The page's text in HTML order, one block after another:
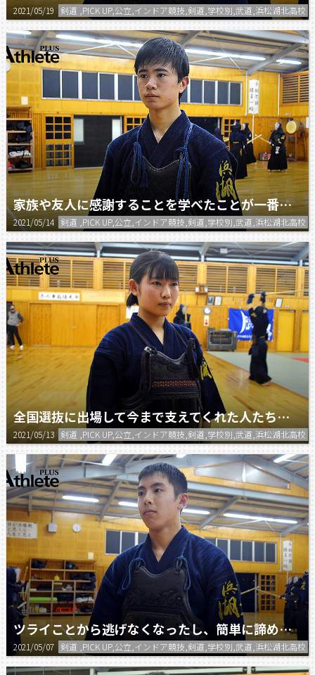
2021/05/19 剣道 ,PICK UP,公立,インドア競技,剣道,学校別,武道,浜松湖北高校
家族や友人に感謝することを学べたことが一番大きかったです。
2021/05/14 剣道 ,PICK UP,公立,インドア競技,剣道,学校別,武道,浜松湖北高校
全国選抜に出場して今まで支えてくれた人たちに恩返しをしたい。
2021/05/13 剣道 ,PICK UP,公立,インドア競技,剣道,学校別,武道,浜松湖北高校
ツライことから逃げなくなったし、簡単に諦めるといったことがなくなった。
2021/05/07 剣道 ,PICK UP,公立,インドア競技,剣道,学校別,武道,浜松湖北高校